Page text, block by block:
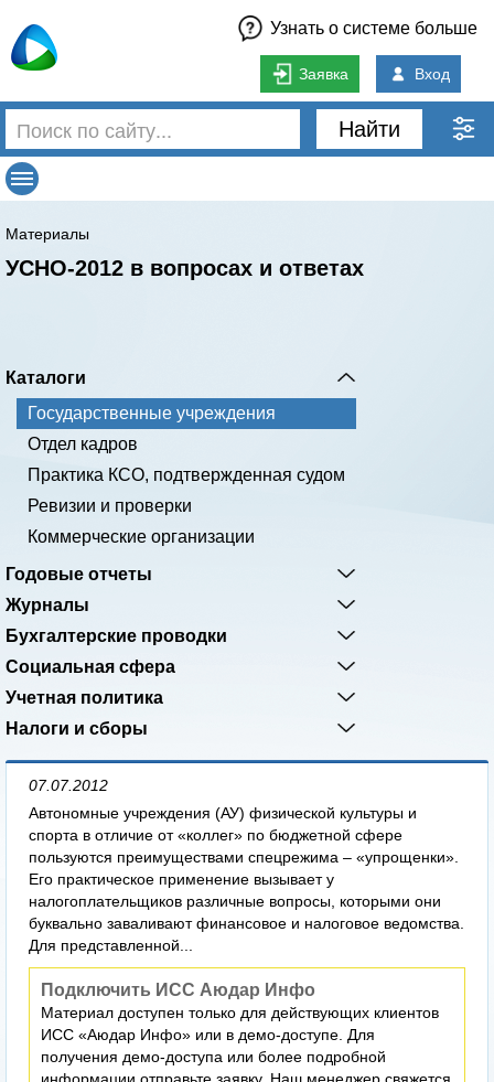
Узнать о системе больше
Заявка Вход
Найти
Материалы
УСНО-2012 в вопросах и ответах
Каталоги
Государственные учреждения
Отдел кадров
Практика КСО, подтвержденная судом
Ревизии и проверки
Коммерческие организации
Годовые отчеты
Журналы
Бухгалтерские проводки
Социальная сфера
Учетная политика
Налоги и сборы
07.07.2012
Автономные учреждения (АУ) физической культуры и
спорта в отличие от «коллег» по бюджетной сфере
пользуются преимуществами спецрежима – «упрощенки».
Его практическое применение вызывает у
налогоплательщиков различные вопросы, которыми они
буквально заваливают финансовое и налоговое ведомства.
Для представленной...
Подключить ИСС Аюдар Инфо
Материал доступен только для действующих клиентов
ИСС «Аюдар Инфо» или в демо-доступе. Для
получения демо-доступа или более подробной